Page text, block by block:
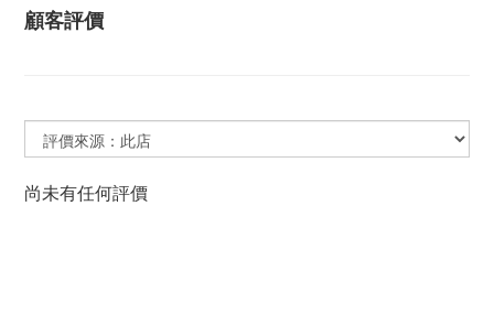
顧客評價
尚未有任何評價